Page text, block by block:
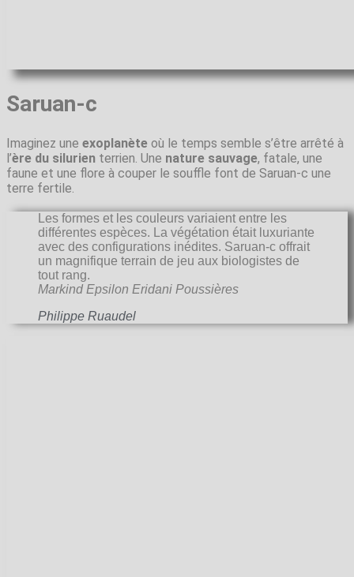
Saruan-c
Imaginez une exoplanète où le temps semble s’être arrêté à
l’ère du silurien terrien. Une nature sauvage, fatale, une
faune et une flore à couper le souffle font de Saruan-c une
terre fertile.
Les formes et les couleurs variaient entre les
différentes espèces. La végétation était luxuriante
avec des configurations inédites. Saruan-c offrait
un magnifique terrain de jeu aux biologistes de
tout rang.
Markind Epsilon Eridani Poussières
Philippe Ruaudel